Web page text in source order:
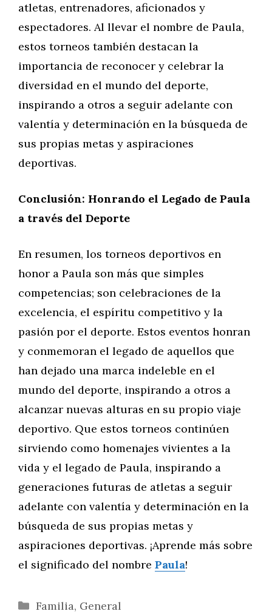
atletas, entrenadores, aficionados y
espectadores. Al llevar el nombre de Paula,
estos torneos también destacan la
importancia de reconocer y celebrar la
diversidad en el mundo del deporte,
inspirando a otros a seguir adelante con
valentía y determinación en la búsqueda de
sus propias metas y aspiraciones
deportivas.
Conclusión: Honrando el Legado de Paula
a través del Deporte
En resumen, los torneos deportivos en
honor a Paula son más que simples
competencias; son celebraciones de la
excelencia, el espíritu competitivo y la
pasión por el deporte. Estos eventos honran
y conmemoran el legado de aquellos que
han dejado una marca indeleble en el
mundo del deporte, inspirando a otros a
alcanzar nuevas alturas en su propio viaje
deportivo. Que estos torneos continúen
sirviendo como homenajes vivientes a la
vida y el legado de Paula, inspirando a
generaciones futuras de atletas a seguir
adelante con valentía y determinación en la
búsqueda de sus propias metas y
aspiraciones deportivas. ¡Aprende más sobre
el significado del nombre Paula!
Categorías
Familia, General